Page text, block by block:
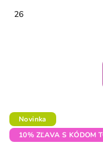
26
Novinka
10% ZĽAVA S KÓDOM